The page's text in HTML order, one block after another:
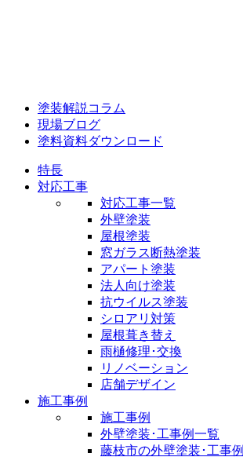
塗装解説コラム
現場ブログ
塗料資料ダウンロード
特長
対応工事
対応工事一覧
外壁塗装
屋根塗装
窓ガラス断熱塗装
アパート塗装
法人向け塗装
抗ウイルス塗装
シロアリ対策
屋根葺き替え
雨樋修理･交換
リノベーション
店舗デザイン
施工事例
施工事例
外壁塗装･工事例一覧
藤枝市の外壁塗装･工事例